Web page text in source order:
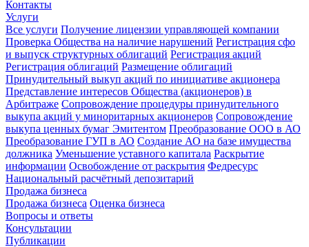
Контакты
Услуги
Все услуги Получение лицензии управляющей компании
Проверка Общества на наличие нарушений Регистрация сфо
и выпуск структурных облигаций Регистрация акций
Регистрация облигаций Размещение облигаций
Принудительный выкуп акций по инициативе акционера
Представление интересов Общества (акционеров) в
Арбитраже Сопровождение процедуры принудительного
выкупа акций у миноритарных акционеров Сопровождение
выкупа ценных бумаг Эмитентом Преобразование ООО в АО
Преобразование ГУП в АО Создание АО на базе имущества
должника Уменьшение уставного капитала Раскрытие
информации Освобождение от раскрытия Федресурс
Национальный расчётный депозитарий
Продажа бизнеса
Продажа бизнеса Оценка бизнеса
Вопросы и ответы
Консультации
Публикации